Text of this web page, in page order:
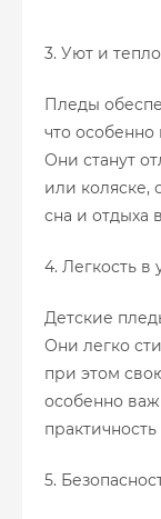
3. Уют и тепло
Пледы
что
Они станут
или коляске,
сна и отдыха
4. Легкость в
Детские
Они легко
при этом
особенно
5.